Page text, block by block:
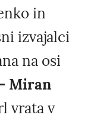
in
izvajalci
na osi
Miran
vrata v